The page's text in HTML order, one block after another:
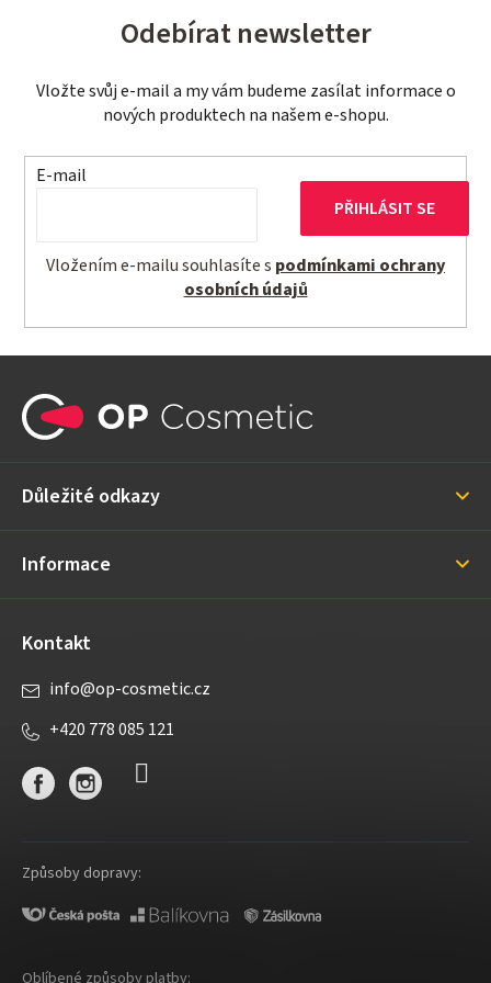
p
r
k
y
v
ý
s
u
n
í
Odebírat newsletter
Vložte svůj e-mail a my vám budeme zasílat informace o
nových produktech na našem e-shopu.
E-mail
Vložením e-mailu souhlasíte s podmínkami ochrany
osobních údajů
PŘIHLÁSIT SE
a
í
Důležité odkazy
Informace
Kontakt
info@op-cosmetic.cz
+420 778 085 121
Způsoby dopravy:
Oblíbené způsoby platby: